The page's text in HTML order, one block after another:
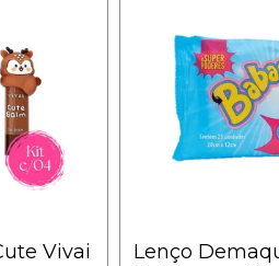
Vivai
Lenço